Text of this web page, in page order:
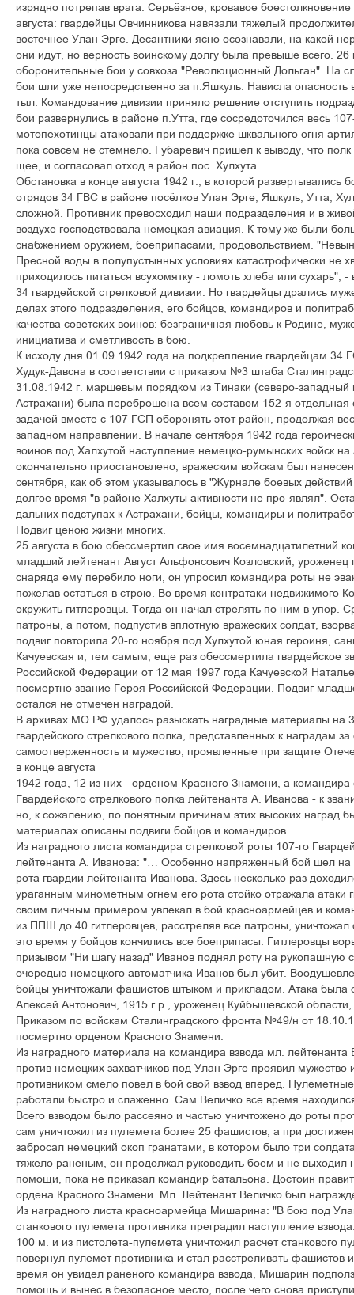
èçðÿäíî ïîòðåïàâ âðàãà. Ñåðü¸çíîå, êðîâàâîå
àâãóñòà: ãâàðäåéöû Îâ÷èííèêîâà íàâÿçàëè òÿæåëûé
âîñòî÷íåå Óëàí Ýðãå. Äåñàíòíèêè ÿñíî îñîçíàâàëè, íà êàêîé
îíè èäóò, íî âåðíîñòü âîèíñêîìó äîëãó áûëà ïðåâûøå âñåãî. 26 è
îáîðîíèòåëüíûå áîè ó ñîâõîçà "Ðåâîëþöèîííûé Äîëüãàí". Íà
áîè øëè óæå íåïîñðåäñòâåííî çà ï.ßøêóëü. Íàâèñëà îïàñíîñòü
òûë. Êîìàíäîâàíèå äèâèçèè ïðèíÿëî ðåøåíèå îòñòóïèòü
áîè ðàçâåðíóëèñü â ðàéîíå ï.Óòòà, ãäå ñîñðåäîòî÷èëñÿ âåñü
ìîòîïåõîòèíöû àòàêîâàëè ïðè ïîääåðæêå øêâàëüíîãî îãíÿ
ïîêà ñîâñåì íå ñòåìíåëî. Ãóáàðåâè÷ ïðèøåë ê âûâîäó, ÷òî ïîëê
ùåå, è ñîãëàñîâàë îòõîä â ðàéîí ïîñ. Õóëõóòà…
Îáñòàíîâêà â êîíöå àâãóñòà 1942 ã., â êîòîðîé ðàçâåðòûâàëèñü
îòðÿäîâ 34 ÃÂÑ â ðàéîíå ïîñ¸ëêîâ Óëàí Ýðãå, ßøêóëü, Óòòà,
ñëîæíîé. Ïðîòèâíèê ïðåâîñõîäèë íàøè ïîäðàçäåëåíèÿ è â æèâîé
âîçäóõå ãîñïîäñòâîâàëà íåìåöêàÿ àâèàöèÿ. Ê òîìó æå áûëè
ñíàáæåíèåì îðóæèåì, áîåïðèïàñàìè, ïðîäîâîëüñòâèåì.
Ïðåñíîé âîäû â ïîëóïóñòûííûõ óñëîâèÿõ êàòàñòðîôè÷åñêè íå
ïðèõîäèëîñü ïèòàòüñÿ âñóõîìÿòêó - ëîìîòü õëåáà èëè
34 ãâàðäåéñêîé ñòðåëêîâîé äèâèçèè. Íî ãâàðäåéöû äðàëèñü
äåëàõ ýòîãî ïîäðàçäåëåíèÿ, åãî áîéöîâ, êîìàíäèðîâ è
êà÷åñòâà ñîâåòñêèõ âîèíîâ: áåçãðàíè÷íàÿ ëþáîâü ê Ðîäèíå,
èíèöèàòèâà è ñìåòëèâîñòü â áîþ.
Ê èñõîäó äíÿ 01.09.1942 ãîäà íà ïîäêðåïëåíèå ãâàðäåéöàì 34
Õóäóê-Äàâñíà â ñîîòâåòñòâèè ñ ïðèêàçîì №3 øòàáà
31.08.1942 ã. ìàðøåâûì ïîðÿäêîì èç Òèíàêè (ñåâåðî-
Àñòðàõàíè) áûëà ïåðåáðîøåíà âñåì ñîñòàâîì 152-ÿ îòäåëüíàÿ
çàäà÷åé âìåñòå ñ 107 ÃÑÏ îáîðîíÿòü ýòîò ðàéîí, ïðîäîëæàÿ
çàïàäíîì íàïðàâëåíèè. Â íà÷àëå ñåíòÿáðÿ 1942 ãîäà
âîèíîâ ïîä Õàëõóòîé íàñòóïëåíèå íåìåöêî-ðóìûíñêèõ âîéñê íà
îêîí÷àòåëüíî ïðèîñòàíîâëåíî, âðàæåñêèì âîéñêàì áûë
ñåíòÿáðÿ, êàê îá ýòîì óêàçûâàëîñü â "Æóðíàëå áîåâûõ
äîëãîå âðåìÿ "â ðàéîíå Õàëõóòû àêòèâíîñòè íå ïðî-ÿâëÿë".
äàëüíèõ ïîäñòóïàõ ê Àñòðàõàíè, áîéöû, êîìàíäèðû è
Ïîäâèã öåíîþ æèçíè ìíîãèõ.
25 àâãóñòà â áîþ îáåññìåðòèë ñâîå èìÿ âîñåìíàäöàòèëåòíèé
ìëàäøèé ëåéòåíàíò Àâãóñò Àëüôîíñîâè÷ Êîçëîâñêèé,
ñíàðÿäà åìó ïåðåáèëî íîãè, îí óïðîñèë êîìàíäèðà ðîòû íå
ïîæåëàâ îñòàòüñÿ â ñòðîþ. Âî âðåìÿ êîíòðàòàêè íåäâèæèìîãî
îêðóæèòü ãèòëåðîâöû. Òîãäà îí íà÷àë ñòðåëÿòü ïî íèì â óïîð.
ïàòðîíû, à ïîòîì, ïîäïóñòèâ âïëîòíóþ âðàæåñêèõ ñîëäàò,
ïîäâèã ïîâòîðèëà 20-ãî íîÿáðÿ ïîä Õóëõóòîé þíàÿ ãåðîèíÿ,
Êà÷óåâñêàÿ è, òåì ñàìûì, åùå ðàç îáåññìåðòèëà ãâàðäåéñêîå
Ðîññèéñêîé Ôåäåðàöèè îò 12 ìàÿ 1997 ãîäà Êà÷óåâñêîé
ïîñìåðòíî çâàíèå Ãåðîÿ Ðîññèéñêîé Ôåäåðàöèè. Ïîäâèã
îñòàëñÿ íå îòìå÷åí íàãðàäîé.
Â àðõèâàõ ÌÎ ÐÔ óäàëîñü ðàçûñêàòü íàãðàäíûå ìàòåðèàëû íà
ãâàðäåéñêîãî ñòðåëêîâîãî ïîëêà, ïðåäñòàâëåííûõ ê íàãðàäàì
ñàìîîòâåðæåííîñòü è ìóæåñòâî, ïðîÿâëåííûå ïðè çàùèòå
â êîíöå àâãóñòà
1942 ãîäà, 12 èç íèõ - îðäåíîì Êðàñíîãî Çíàìåíè, à êîìàíäèðà
Ãâàðäåéñêîãî ñòðåëêîâîãî ïîëêà ëåéòåíàíòà À. Èâàíîâà - ê
íî, ê ñîæàëåíèþ, ïî ïîíÿòíûì ïðè÷èíàì ýòèõ âûñîêèõ íàãðàä
ìàòåðèàëàõ îïèñàíû ïîäâèãè áîéöîâ è êîìàíäèðîâ.
Èç íàãðàäíîãî ëèñòà êîìàíäèðà ñòðåëêîâîé ðîòû 107-ãî
ëåéòåíàíòà À. Èâàíîâà: "… Îñîáåííî íàïðÿæåííûé áîé øåë íà
ðîòà ãâàðäèè ëåéòåíàíòà Èâàíîâà. Çäåñü íåñêîëüêî ðàç
óðàãàííûì ìèíîìåòíûì îãíåì åãî ðîòà ñòîéêî îòðàæàëà àòàêè
ñâîèì ëè÷íûì ïðèìåðîì óâëåêàë â áîé êðàñíîàðìåéöåâ è
èç ÏÏØ äî 40 ãèòëåðîâöåâ, ðàññòðåëÿâ âñå ïàòðîíû, óíè÷òîæàë
ýòî âðåìÿ ó áîéöîâ êîí÷èëèñü âñå áîåïðèïàñû. Ãèòëåðîâöû
ïðèçûâîì "Íè øàãó íàçàä" Èâàíîâ ïîäíÿë ðîòó íà ðóêîïàøíóþ
î÷åðåäüþ íåìåöêîãî àâòîìàò÷èêà Èâàíîâ áûë óáèò.
áîéöû óíè÷òîæàëè ôàøèñòîâ øòûêîì è ïðèêëàäîì. Àòàêà áûëà
Àëåêñåé Àíòîíîâè÷, 1915 ã.ð., óðîæåíåö Êóéáûøåâñêîé îáëàñòè,
Ïðèêàçîì ïî âîéñêàì Ñòàëèíãðàäñêîãî ôðîíòà №49/í îò
ïîñìåðòíî îðäåíîì Êðàñíîãî Çíàìåíè.
Èç íàãðàäíîãî ìàòåðèàëà íà êîìàíäèðà âçâîäà ìë. ëåéòåíàíòà
ïðîòèâ íåìåöêèõ çàõâàò÷èêîâ ïîä Óëàí Ýðãå ïðîÿâèë ìóæåñòâî è
ïðîòèâíèêîì ñìåëî ïîâåë â áîé ñâîé âçâîä âïåðåä. Ïóëåìåòíûå
ðàáîòàëè áûñòðî è ñëàæåííî. Ñàì Âåëè÷êî âñå âðåìÿ
Âñåãî âçâîäîì áûëî ðàññåÿíî è ÷àñòüþ óíè÷òîæåíî äî ðîòû
ñàì óíè÷òîæèë èç ïóëåìåòà áîëåå 25 ôàøèñòîâ, à ïðè
çàáðîñàë íåìåöêèé îêîï ãðàíàòàìè, â êîòîðîì áûëî òðè
òÿæåëî ðàíåíûì, îí ïðîäîëæàë ðóêîâîäèòü áîåì è íå âûõîäèë
ïîìîùè, ïîêà íå ïðèêàçàë êîìàíäèð áàòàëüîíà. Äîñòîèí
îðäåíà Êðàñíîãî Çíàìåíè. Ìë. Ëåéòåíàíò Âåëè÷êî áûë
Èç íàãðàäíîãî ëèñòà êðàñíîàðìåéöà Ìèøàðèíà: "Â áîþ ïîä Óëàí
ñòàíêîâîãî ïóëåìåòà ïðîòèâíèêà ïðåãðàäèë íàñòóïëåíèå
100 ì. è èç ïèñòîëåòà-ïóëåìåòà óíè÷òîæèë ðàñ÷åò ñòàíêîâîãî
ïîâåðíóë ïóëåìåò ïðîòèâíèêà è ñòàë ðàññòðåëèâàòü ôàøèñòîâ
âðåìÿ îí óâèäåë ðàíåíîãî êîìàíäèðà âçâîäà, Ìèøàðèí ïîäïîëç
ïîìîùü è âûíåñ â áåçîïàñíîå ìåñòî, ïîñëå ÷åãî ñíîâà